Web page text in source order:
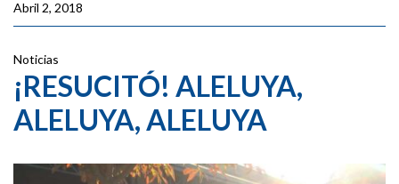
Abril 2, 2018
Noticias
¡RESUCITÓ! ALELUYA,
ALELUYA, ALELUYA